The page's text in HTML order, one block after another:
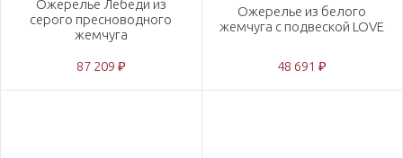
Ожерелье Лебеди из
серого пресноводного
жемчуга
87 209 ₽
Ожерелье из белого
жемчуга с подвеской LOVE
48 691 ₽